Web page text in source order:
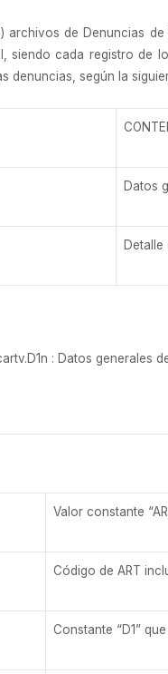
archivos de Denuncias
siendo cada registro de
denuncias, según la
Datos
: Datos generales
Valor constante
Código de ART
Constante “D1”